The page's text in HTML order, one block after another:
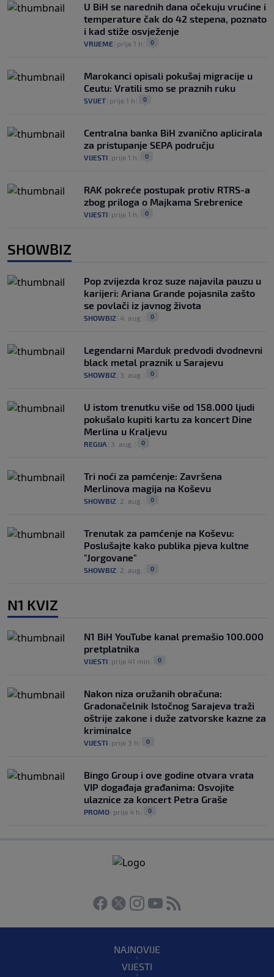
U BiH se narednih dana očekuju vrućine i
temperature čak do 42 stepena, poznato
i kad stiže osvježenje
VRIJEME prije 1 h 0
Marokanci opisali pokušaj migracije u
Ceutu: Vratili smo se praznih ruku
SVIJET prije 1 h 0
Centralna banka BiH zvanično aplicirala
za pristupanje SEPA području
VIJESTI prije 1 h 0
RAK pokreće postupak protiv RTRS-a
zbog priloga o Majkama Srebrenice
VIJESTI prije 1 h 0
SHOWBIZ
Pop zvijezda kroz suze najavila pauzu u
karijeri: Ariana Grande pojasnila zašto
se povlači iz javnog života
SHOWBIZ 4. aug. 0
Legendarni Marduk predvodi dvodnevni
black metal praznik u Sarajevu
SHOWBIZ 3. aug. 0
U istom trenutku više od 158.000 ljudi
pokušalo kupiti kartu za koncert Dine
Merlina u Kraljevu
REGIJA 3. aug. 0
Tri noći za pamćenje: Završena
Merlinova magija na Koševu
SHOWBIZ 2. aug. 0
Trenutak za pamćenje na Koševu:
Poslušajte kako publika pjeva kultne
"Jorgovane"
SHOWBIZ 2. aug. 0
N1 KVIZ
N1 BiH YouTube kanal premašio 100.000
pretplatnika
VIJESTI prije 41 min 0
Nakon niza oružanih obračuna:
Gradonačelnik Istočnog Sarajeva traži
oštrije zakone i duže zatvorske kazne za
kriminalce
VIJESTI prije 3 h 0
Bingo Group i ove godine otvara vrata
VIP događaja građanima: Osvojite
ulaznice za koncert Petra Graše
PROMO prije 4 h 0
NAJNOVIJE
VIJESTI